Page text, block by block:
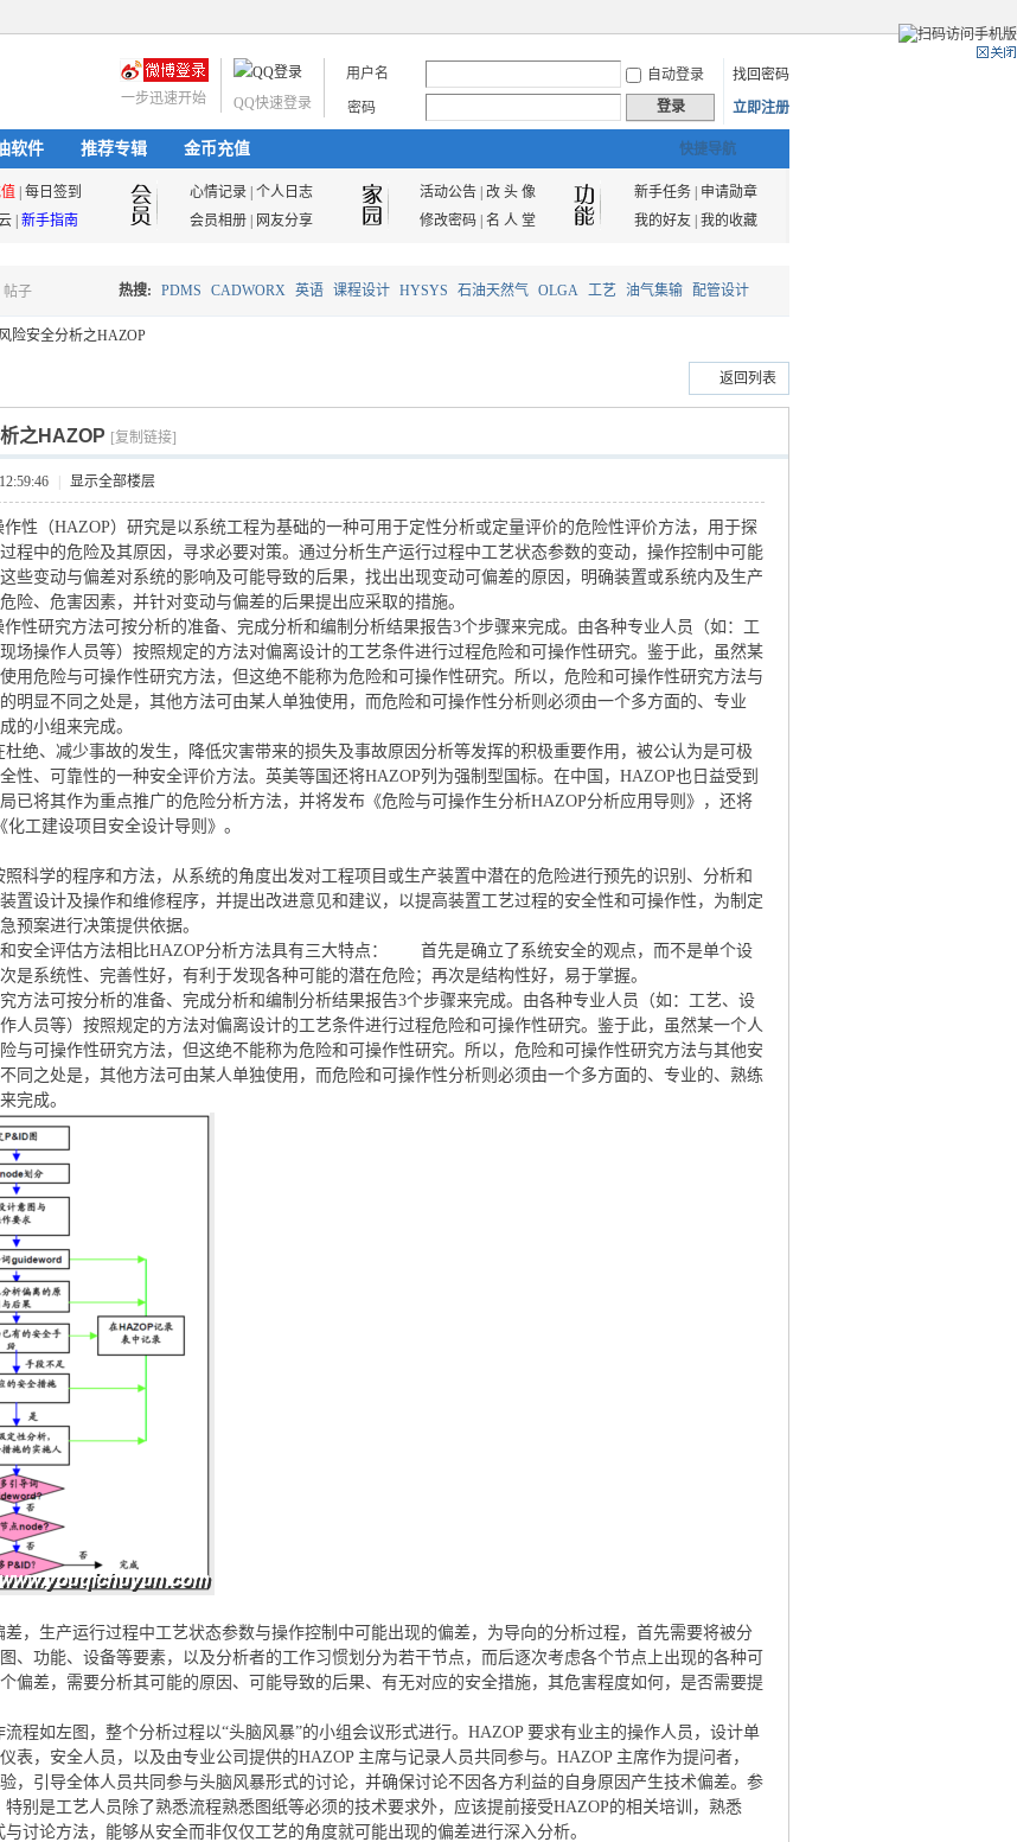
用户名 自动登录
找回密码
密码
登录 立即注册
QQ快速登录
一步迅速开始
快捷导航
软件 推荐专辑 金币充值
每日签到 心情记录 个人日志 活动公告| 改 头 像 新手任务|
申请勋章
新手指南 会员相册 网友分享 修改密码| 名 人 堂 我的好友| 我的收藏
帖子
搜
索
热搜: PDMS CADWORX 英语 课程设计 HYSYS 石油天然气 OLGA 工艺 油气集输 配管设计
油气储运
险安全分析之HAZOP
返回列表
之HAZOP [复制链接]
显示全部楼层
HAZOP）研究是以系统工程为基础的一种可用于定性分析或定量评价的危险性评价方法，用于探
程中的危险及其原因，寻求必要对策。通过分析生产运行过程中工艺状态参数的变动，操作控制中可能
些变动与偏差对系统的影响及可能导致的后果，找出出现变动可偏差的原因，明确装置或系统内及生产
险、危害因素，并针对变动与偏差的后果提出应采取的措施。
究方法可按分析的准备、完成分析和编制分析结果报告3个步骤来完成。由各种专业人员（如：工
场操作人员等）按照规定的方法对偏离设计的工艺条件进行过程危险和可操作性研究。鉴于此，虽然某
用危险与可操作性研究方法，但这绝不能称为危险和可操作性研究。所以，危险和可操作性研究方法与
明显不同之处是，其他方法可由某人单独使用，而危险和可操作性分析则必须由一个多方面的、专业
的小组来完成。
、减少事故的发生，降低灾害带来的损失及事故原因分析等发挥的积极重要作用，被公认为是可极
性、可靠性的一种安全评价方法。英美等国还将HAZOP列为强制型国标。在中国，HAZOP也日益受到
已将其作为重点推广的危险分析方法，并将发布《危险与可操作生分析HAZOP分析应用导则》，还将
化工建设项目安全设计导则》。
照科学的程序和方法，从系统的角度出发对工程项目或生产装置中潜在的危险进行预先的识别、分析和
置设计及操作和维修程序，并提出改进意见和建议，以提高装置工艺过程的安全性和可操作性，为制定
预案进行决策提供依据。
安全评估方法相比HAZOP分析方法具有三大特点： 首先是确立了系统安全的观点，而不是单个设
是系统性、完善性好，有利于发现各种可能的潜在危险；再次是结构性好，易于掌握。
方法可按分析的准备、完成分析和编制分析结果报告3个步骤来完成。由各种专业人员（如：工艺、设
人员等）按照规定的方法对偏离设计的工艺条件进行过程危险和可操作性研究。鉴于此，虽然某一个人
与可操作性研究方法，但这绝不能称为危险和可操作性研究。所以，危险和可操作性研究方法与其他安
同之处是，其他方法可由某人单独使用，而危险和可操作性分析则必须由一个多方面的、专业的、熟练
完成。
差，生产运行过程中工艺状态参数与操作控制中可能出现的偏差，为导向的分析过程，首先需要将被分
、功能、设备等要素，以及分析者的工作习惯划分为若干节点，而后逐次考虑各个节点上出现的各种可
偏差，需要分析其可能的原因、可能导致的后果、有无对应的安全措施，其危害程度如何，是否需要提
流程如左图，整个分析过程以“头脑风暴”的小组会议形式进行。HAZOP 要求有业主的操作人员，设计单
表，安全人员，以及由专业公司提供的HAZOP 主席与记录人员共同参与。HAZOP 主席作为提问者，
，引导全体人员共同参与头脑风暴形式的讨论，并确保讨论不因各方利益的自身原因产生技术偏差。参
特别是工艺人员除了熟悉流程熟悉图纸等必须的技术要求外，应该提前接受HAZOP的相关培训，熟悉
讨论方法，能够从安全而非仅仅工艺的角度就可能出现的偏差进行深入分析。